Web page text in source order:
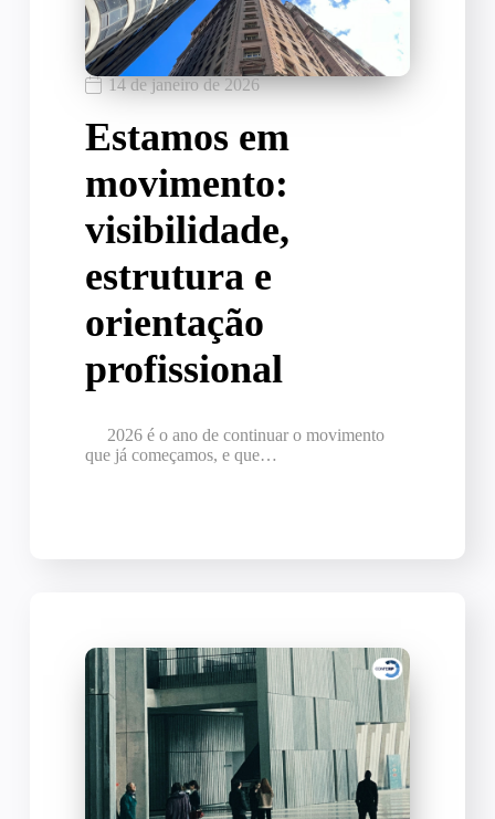
14 de janeiro de 2026
Estamos em
movimento:
visibilidade,
estrutura e
orientação
profissional
2026 é o ano de continuar o movimento
que já começamos, e que…